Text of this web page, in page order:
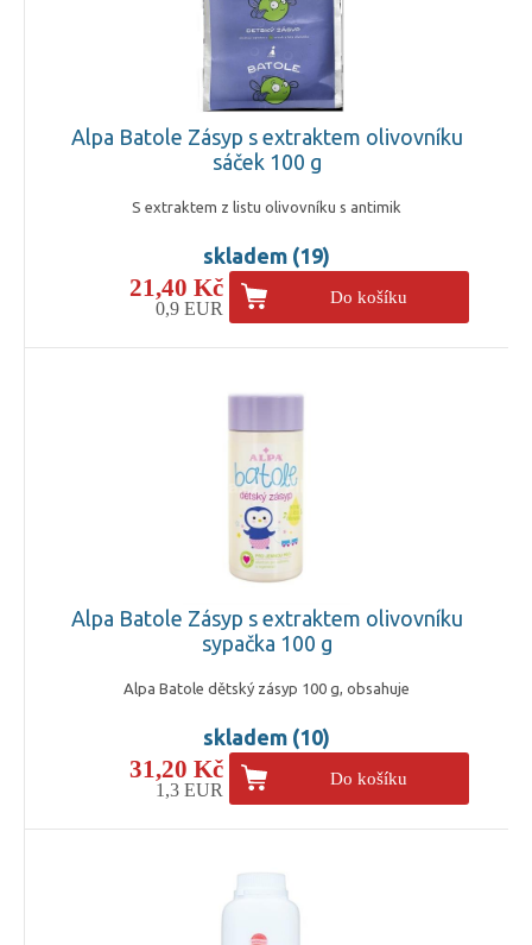
Alpa Batole Zásyp s extraktem olivovníku
sáček 100 g
S extraktem z listu olivovníku s antimik
skladem (19)
21,40 Kč
0,9 EUR
Do košíku
Alpa Batole Zásyp s extraktem olivovníku
sypačka 100 g
Alpa Batole dětský zásyp 100 g, obsahuje
skladem (10)
31,20 Kč
1,3 EUR
Do košíku